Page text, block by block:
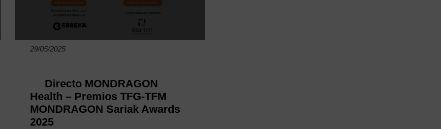
29/05/2025
Directo MONDRAGON
Health – Premios TFG-TFM
MONDRAGON Sariak Awards
2025